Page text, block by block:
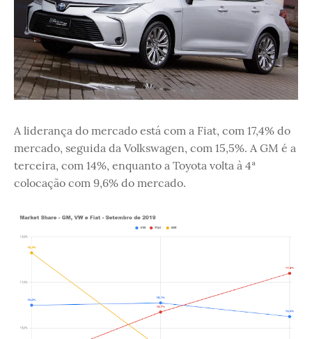
A liderança do mercado está com a Fiat, com 17,4% do
mercado, seguida da Volkswagen, com 15,5%. A GM é a
terceira, com 14%, enquanto a Toyota volta à 4ª
colocação com 9,6% do mercado.